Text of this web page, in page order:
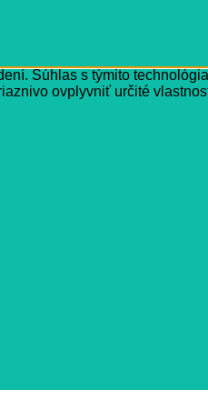
Súhlas s týmito
ovplyvniť určité